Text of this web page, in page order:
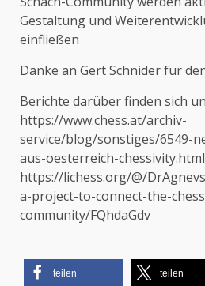
Gestaltung und
einfließen
Danke an Gert Schnider für
Berichte darüber finden sich
https://www.chess.at/archiv-
service/blog/sonstiges/6549-
aus-oesterreich-chessivity.html
https://lichess.org/@/
a-project-to-connect-the-
community/FQhdaGdv
teilen teilen